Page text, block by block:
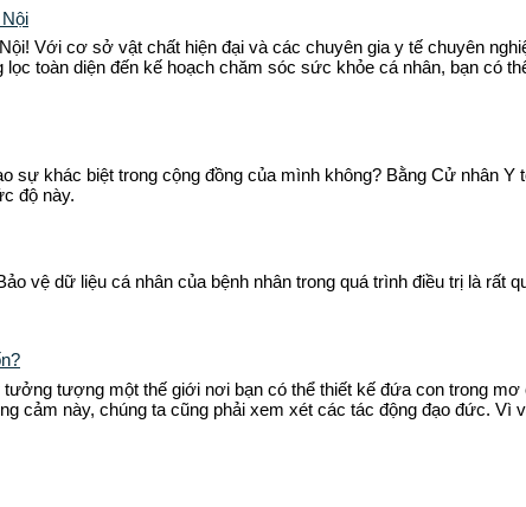
Với cơ sở vật chất hiện đại và các chuyên gia y tế chuyên
toàn diện đến kế hoạch chăm sóc sức khỏe cá nhân, bạn có
sự khác biệt trong cộng đồng của mình không? Bằng Cử nhân
độ này.
vệ dữ liệu cá nhân của bệnh nhân trong quá trình điều trị là rất
tượng một thế giới nơi bạn có thể thiết kế đứa con trong
cảm này, chúng ta cũng phải xem xét các tác động đạo đức. Vì